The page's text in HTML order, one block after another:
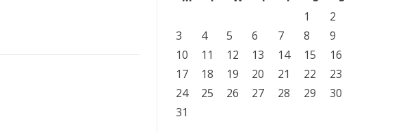
1
2
3
4 5 6 7 8
9
10
11 12 13 14 15
16
17
18 19 20 21 22
23
24
25 26 27 28 29
30
31